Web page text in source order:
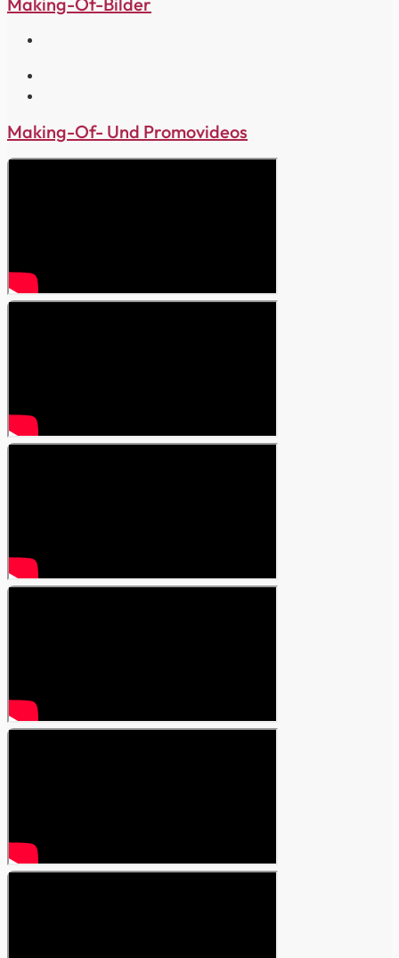
Making-Of- Und Promovideos